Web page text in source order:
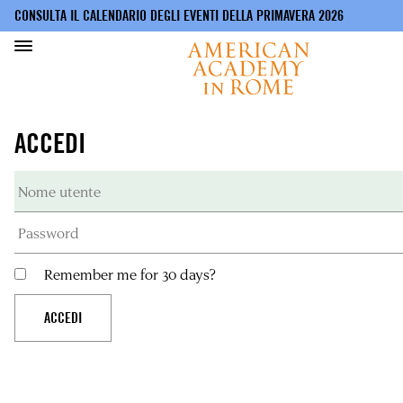
contenuto
principale
CONSULTA IL CALENDARIO DEGLI EVENTI DELLA PRIMAVERA 2026
ACCEDI
Remember me for 30 days?